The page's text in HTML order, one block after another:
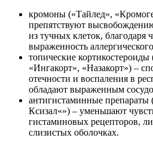
кромоны («Тайлед»,
препятствуют
из тучных клеток, благодаря
выраженность
топические
«Ингакорт», «Назакорт») –
отечности и воспаления в
обладают выраженным
антигистаминные
Ксизал«») – уменьшают
гистаминовых рецепторов,
слизистых оболочках.